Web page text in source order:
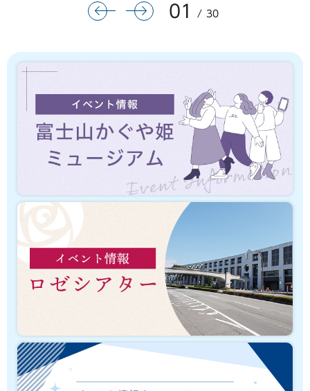
前のスライドを表示
次のスライドを表示
01 30